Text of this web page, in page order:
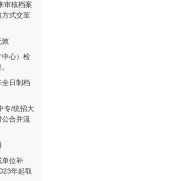
核档案
式交至
效
心）检
日制档
/统招大
合并流
位补
年起取